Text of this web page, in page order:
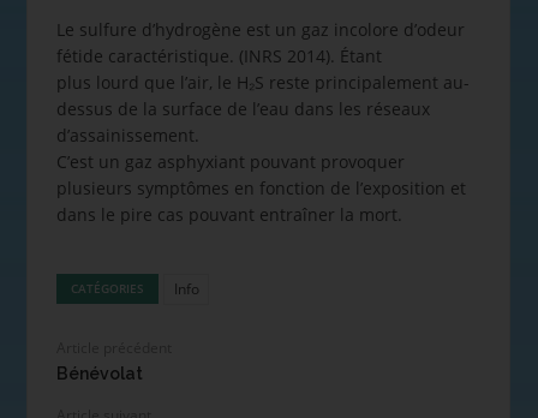
Le sulfure d’hydrogène est un gaz incolore d’odeur
fétide caractéristique. (INRS 2014). Étant
plus lourd que l’air, le H₂S reste principalement au-
dessus de la surface de l’eau dans les réseaux
d’assainissement.
C’est un gaz asphyxiant pouvant provoquer
plusieurs symptômes en fonction de l’exposition et
dans le pire cas pouvant entraîner la mort.
CATÉGORIES Info
Bénévolat